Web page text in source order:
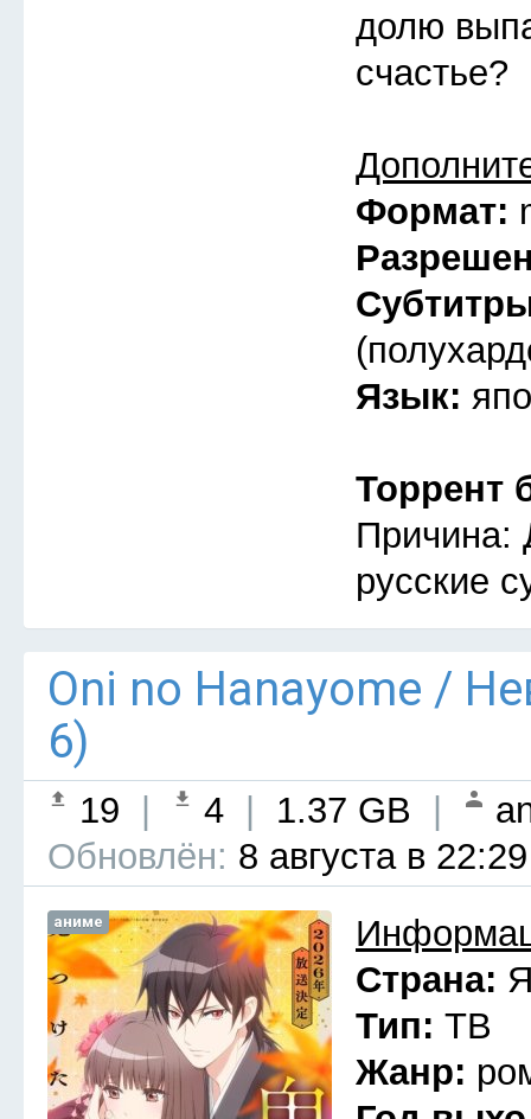
долю
счастье?
Формат:
Язык:
Торрент
Причина:
русские
Oni no Hanayome /
6)
19 4 1.37 GB
Обновлён: 8 августа в 22:29
аниме
Страна:
Тип: ТВ
Жанр: